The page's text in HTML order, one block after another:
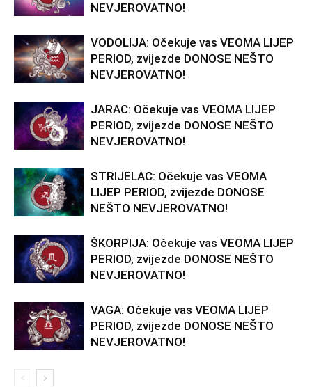
NEVJEROVATNO!
VODOLIJA: Očekuje vas VEOMA LIJEP
PERIOD, zvijezde DONOSE NEŠTO
NEVJEROVATNO!
JARAC: Očekuje vas VEOMA LIJEP
PERIOD, zvijezde DONOSE NEŠTO
NEVJEROVATNO!
STRIJELAC: Očekuje vas VEOMA
LIJEP PERIOD, zvijezde DONOSE
NEŠTO NEVJEROVATNO!
ŠKORPIJA: Očekuje vas VEOMA LIJEP
PERIOD, zvijezde DONOSE NEŠTO
NEVJEROVATNO!
VAGA: Očekuje vas VEOMA LIJEP
PERIOD, zvijezde DONOSE NEŠTO
NEVJEROVATNO!